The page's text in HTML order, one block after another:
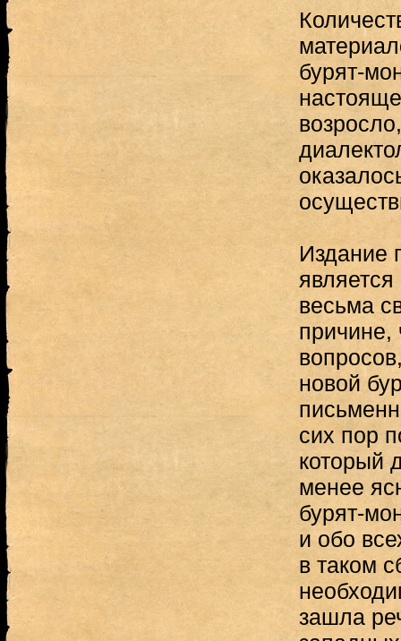
бурят-
Издание
весьма
причине,
новой
сих пор
который
менее
бурят-
и обо
в таком
зашла